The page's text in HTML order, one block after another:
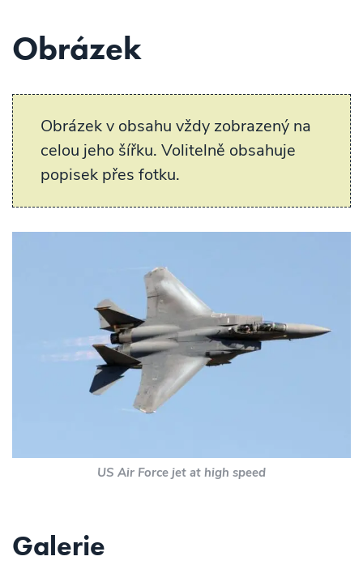
Obrázek
Obrázek v obsahu vždy zobrazený na
celou jeho šířku. Volitelně obsahuje
popisek přes fotku.
US Air Force jet at high speed
Galerie